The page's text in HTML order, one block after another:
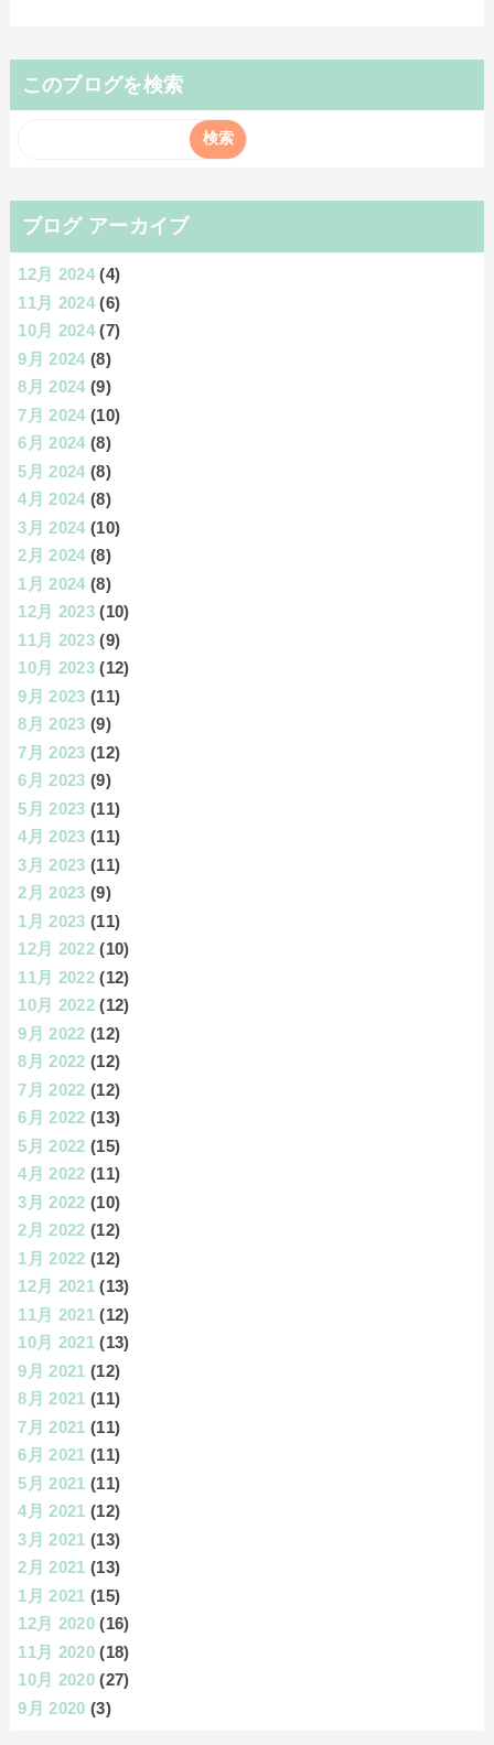
このブログを検索
ブログ アーカイブ
12月 2024 (4)
11月 2024 (6)
10月 2024 (7)
9月 2024 (8)
8月 2024 (9)
7月 2024 (10)
6月 2024 (8)
5月 2024 (8)
4月 2024 (8)
3月 2024 (10)
2月 2024 (8)
1月 2024 (8)
12月 2023 (10)
11月 2023 (9)
10月 2023 (12)
9月 2023 (11)
8月 2023 (9)
7月 2023 (12)
6月 2023 (9)
5月 2023 (11)
4月 2023 (11)
3月 2023 (11)
2月 2023 (9)
1月 2023 (11)
12月 2022 (10)
11月 2022 (12)
10月 2022 (12)
9月 2022 (12)
8月 2022 (12)
7月 2022 (12)
6月 2022 (13)
5月 2022 (15)
4月 2022 (11)
3月 2022 (10)
2月 2022 (12)
1月 2022 (12)
12月 2021 (13)
11月 2021 (12)
10月 2021 (13)
9月 2021 (12)
8月 2021 (11)
7月 2021 (11)
6月 2021 (11)
5月 2021 (11)
4月 2021 (12)
3月 2021 (13)
2月 2021 (13)
1月 2021 (15)
12月 2020 (16)
11月 2020 (18)
10月 2020 (27)
9月 2020 (3)